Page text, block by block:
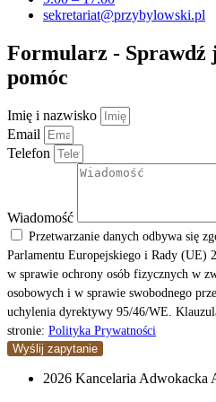
sekretariat@przybylowski.pl
Formularz - Sprawdź
pomóc
Imię i nazwisko
Email
Telefon
Wiadomość
Przetwarzanie danych odbywa się
Parlamentu Europejskiego i Rady (UE)
w sprawie ochrony osób fizycznych w
osobowych i w sprawie swobodnego
uchylenia dyrektywy 95/46/WE.
stronie: Polityka Prywatności
Wyślij zapytanie
2026 Kancelaria Adwokacka